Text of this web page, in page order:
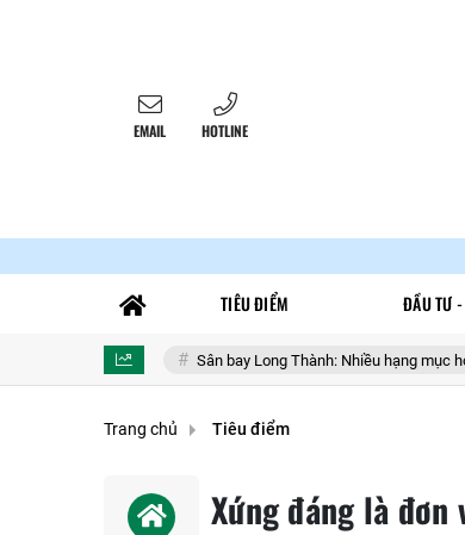
EMAIL HOTLINE
TIÊU ĐIỂM ĐẦU TƯ -
Sân bay Long Thành: Nhiều hạng mục hoàn thành
Trang chủ Tiêu điểm
Xứng đáng là